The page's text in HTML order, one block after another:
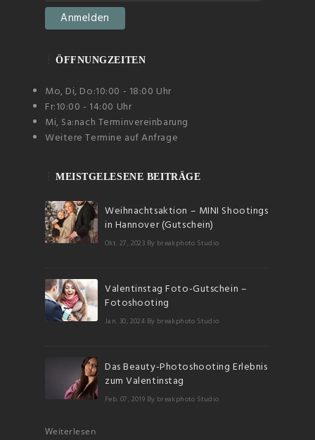
ÖFFNUNGZEITEN
Mo, Di, Do:10:00 - 18:00 Uhr
Fr:10:00 - 14:00 Uhr
Mi, Sa:nach Terminvereinbarung
Weitere Termine auf Anfrage
MEISTGELESENE BEITRÄGE
Weihnachtsaktion – MINI Shootings
in Hannover (Gutschein)
Okt. 27, 2023 By breakphoto Studio
Valentinstag Foto-Gutschein –
Fotoshooting
Jan. 30, 2024 By breakphoto Studio
Das Beauty-Photoshooting Erlebnis
zum Valentinstag
Feb. 07, 2019 By breakphoto Studio
Weiterlesen